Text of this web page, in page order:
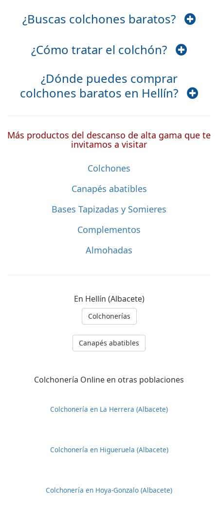
¿Buscas colchones baratos?
¿Cómo tratar el colchón?
¿Dónde puedes comprar
colchones baratos en Hellín?
Más productos del descanso de alta gama que te
invitamos a visitar
Colchones
Canapés abatibles
Bases Tapizadas y Somieres
Complementos
Almohadas
En Hellín (Albacete)
Colchonerías
Canapés abatibles
Colchonería Online en otras poblaciones
Colchonería en La Herrera (Albacete)
Colchonería en Higueruela (Albacete)
Colchonería en Hoya-Gonzalo (Albacete)